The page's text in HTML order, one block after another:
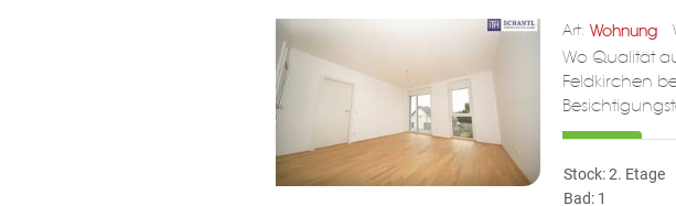
Art: Wohnung
Wo Qualität
Feldkirchen
Stock: 2. Etage
Bad: 1